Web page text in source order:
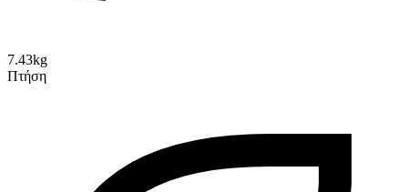
7.43kg
Πτήση